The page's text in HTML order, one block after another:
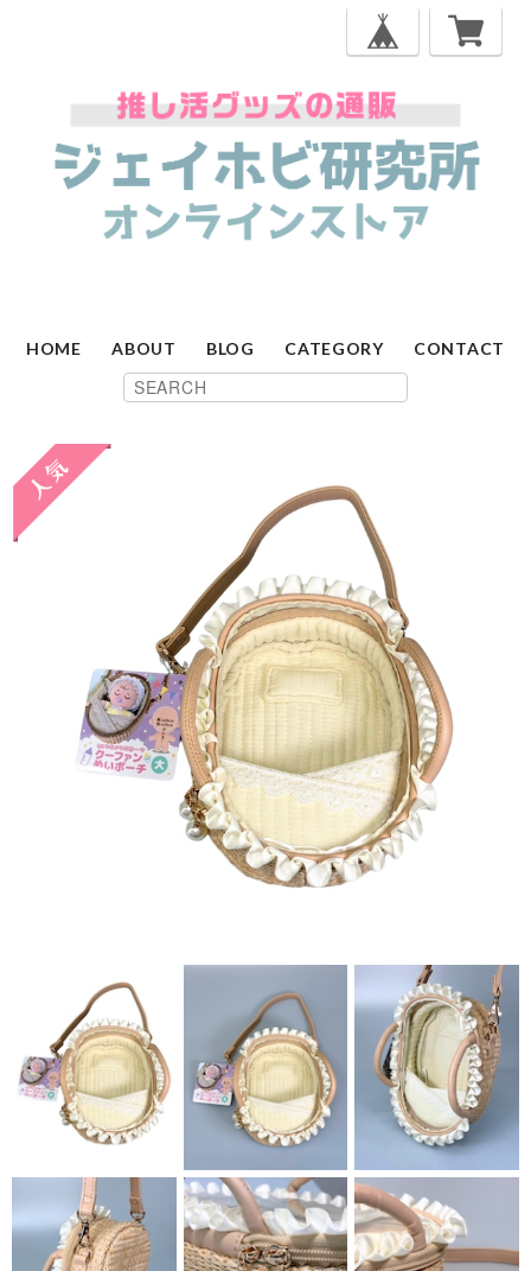
HOME ABOUT BLOG CATEGORY CONTACT